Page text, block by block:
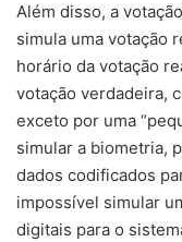
Além disso, a
simula uma votação
horário da votação
votação verdadeira,
exceto por uma
simular a biometria,
dados codificados
impossível simular
digitais para o